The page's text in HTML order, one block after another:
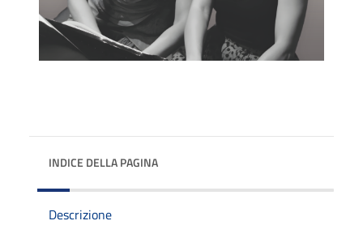
INDICE DELLA PAGINA
Descrizione